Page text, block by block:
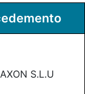
S.L.U